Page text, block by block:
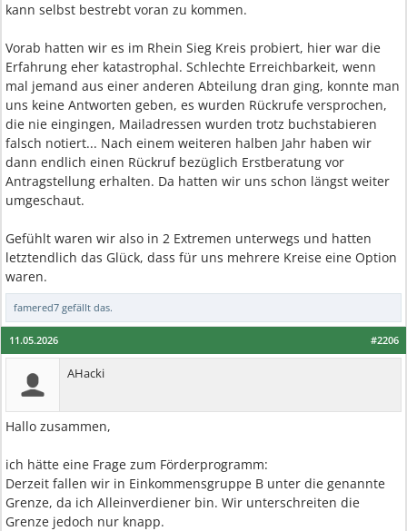
kann selbst bestrebt voran zu kommen.
Vorab hatten wir es im Rhein Sieg Kreis probiert, hier war die
Erfahrung eher katastrophal. Schlechte Erreichbarkeit, wenn
mal jemand aus einer anderen Abteilung dran ging, konnte man
uns keine Antworten geben, es wurden Rückrufe versprochen,
die nie eingingen, Mailadressen wurden trotz buchstabieren
falsch notiert... Nach einem weiteren halben Jahr haben wir
dann endlich einen Rückruf bezüglich Erstberatung vor
Antragstellung erhalten. Da hatten wir uns schon längst weiter
umgeschaut.
Gefühlt waren wir also in 2 Extremen unterwegs und hatten
letztendlich das Glück, dass für uns mehrere Kreise eine Option
waren.
famered7 gefällt das.
#2206
11.05.2026
AHacki
Hallo zusammen,
ich hätte eine Frage zum Förderprogramm:
Derzeit fallen wir in Einkommensgruppe B unter die genannte
Grenze, da ich Alleinverdiener bin. Wir unterschreiten die
Grenze jedoch nur knapp.